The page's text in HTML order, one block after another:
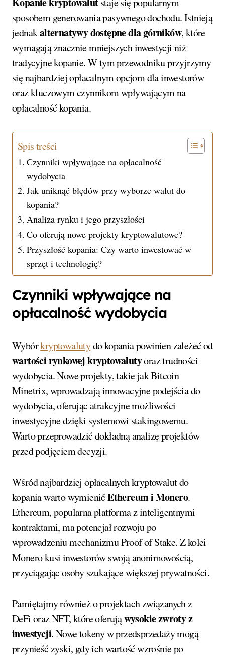
sposobem generowania pasywnego dochodu. Istnieją
jednakalternatywy dostępne dla górników, które
wymagają znacznie mniejszych inwestycji niż
tradycyjne kopanie. W tym przewodniku przyjrzymy
się najbardziej opłacalnym opcjom dla inwestorów
oraz kluczowym czynnikom wpływającym na
opłacalność kopania.
Spis treści
Czynniki wpływające na opłacalność
wydobycia
Jak uniknąć błędów przy wyborze walut do
kopania?
Analiza rynku i jego przyszłości
Co oferują nowe projekty kryptowalutowe?
Przyszłość kopania: Czy warto inwestować w
sprzęt i technologię?
Czynniki wpływające na
opłacalność wydobycia
Wybórkryptowalutydo kopania powinien zależeć od
wartości rynkowej kryptowalutyoraz trudności
wydobycia. Nowe projekty, takie jak Bitcoin
Minetrix, wprowadzają innowacyjne podejścia do
wydobycia, oferując atrakcyjne możliwości
inwestycyjne dzięki systemowi stakingowemu.
Warto przeprowadzić dokładną analizę projektów
przed podjęciem decyzji.
Wśród najbardziej opłacalnych kryptowalut do
kopania warto wymienićEthereum i Monero.
Ethereum, popularna platforma z inteligentnymi
kontraktami, ma potencjał rozwoju po
wprowadzeniu mechanizmu Proof of Stake. Z kolei
Monero kusi inwestorów swoją anonimowością,
przyciągając osoby szukające większej prywatności.
Pamiętajmy również o projektach związanych z
DeFi oraz NFT, które oferująwysokie zwroty z
inwestycji. Nowe tokeny w przedsprzedaży mogą
przynieść zyski, gdy ich wartość wzrośnie po